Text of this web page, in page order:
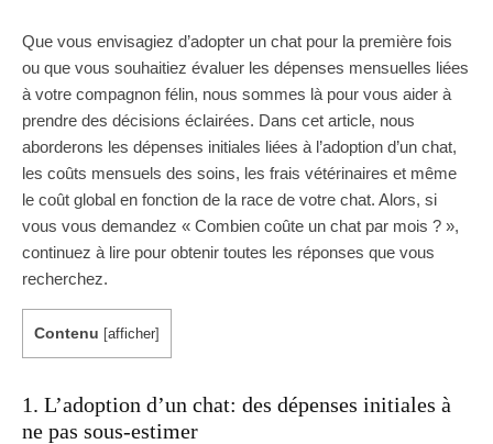
Que vous envisagiez d’adopter un chat pour la première fois
ou que vous souhaitiez évaluer les dépenses mensuelles liées
à votre compagnon félin, nous sommes là pour vous aider à
prendre des décisions éclairées. Dans cet article, nous
aborderons les dépenses initiales liées à l’adoption d’un chat,
les coûts mensuels des soins, les frais vétérinaires et même
le coût global en fonction de la race de votre chat. Alors, si
vous vous demandez « Combien coûte un chat par mois ? »,
continuez à lire pour obtenir toutes les réponses que vous
recherchez.
Contenu [afficher]
1. L’adoption d’un chat: des dépenses initiales à
ne pas sous-estimer